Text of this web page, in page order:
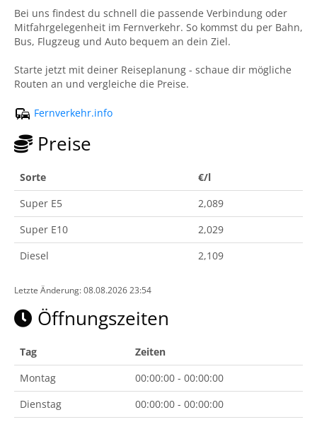
Bei uns findest du schnell die passende Verbindung oder
Mitfahrgelegenheit im Fernverkehr. So kommst du per Bahn,
Bus, Flugzeug und Auto bequem an dein Ziel.
Starte jetzt mit deiner Reiseplanung - schaue dir mögliche
Routen an und vergleiche die Preise.
Fernverkehr.info
Preise
Sorte
€/l
Super E5
2,089
Super E10
2,029
Diesel
2,109
Letzte Änderung: 08.08.2026 23:54
Öffnungszeiten
Tag
Zeiten
Montag
00:00:00 - 00:00:00
Dienstag
00:00:00 - 00:00:00